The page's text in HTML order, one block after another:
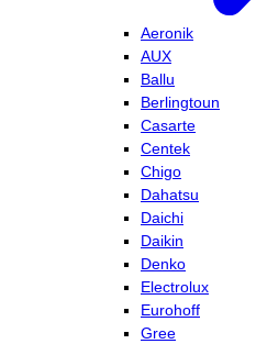
Aeronik
AUX
Ballu
Berlingtoun
Casarte
Centek
Chigo
Dahatsu
Daichi
Daikin
Denko
Electrolux
Eurohoff
Gree